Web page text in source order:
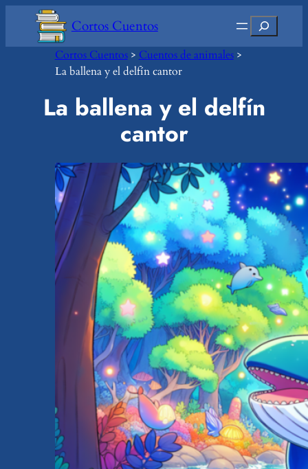
contenido
Cortos Cuentos Buscar
Cortos Cuentos> Cuentos de animales>
La ballena y el delfín cantor
La ballena y el delfín
cantor